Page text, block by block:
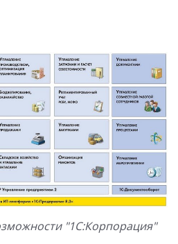
"1С:Корпорация"